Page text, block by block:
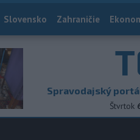
Slovensko Zahraničie
Spravodajský
Štvrtok